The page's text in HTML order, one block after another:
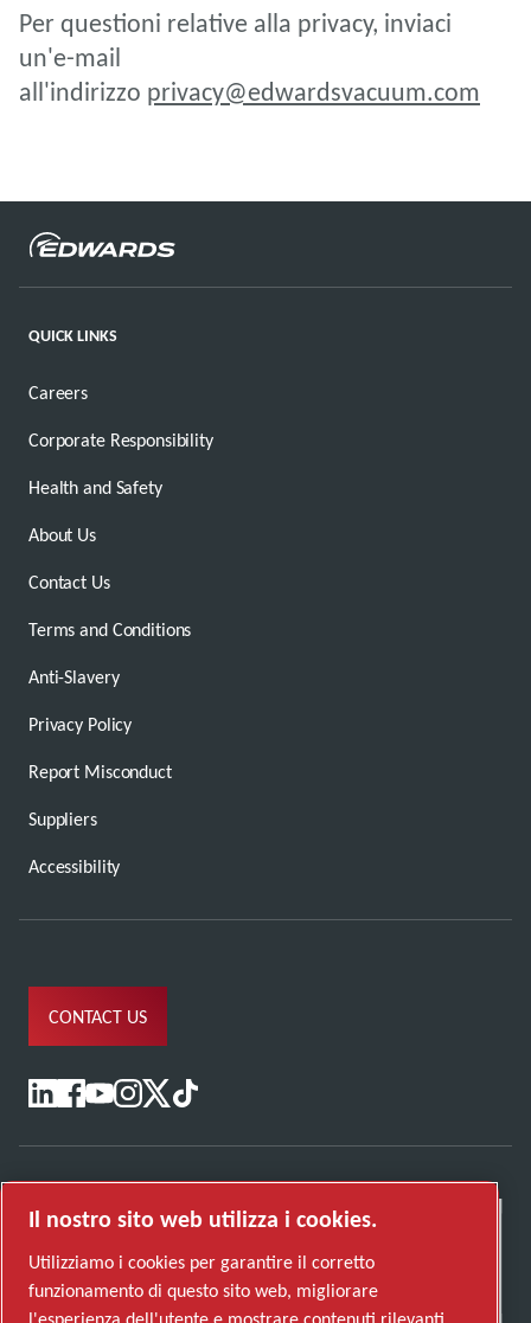
Per questioni relative alla privacy, inviaci
un'e-mail
all'indirizzo privacy@edwardsvacuum.com
QUICK LINKS
Careers
Corporate Responsibility
Health and Safety
About Us
Contact Us
Terms and Conditions
Anti-Slavery
Privacy Policy
Report Misconduct
Suppliers
Accessibility
CONTACT US
Il nostro sito web utilizza i cookies.
Utilizziamo i cookies per garantire il corretto
funzionamento di questo sito web, migliorare